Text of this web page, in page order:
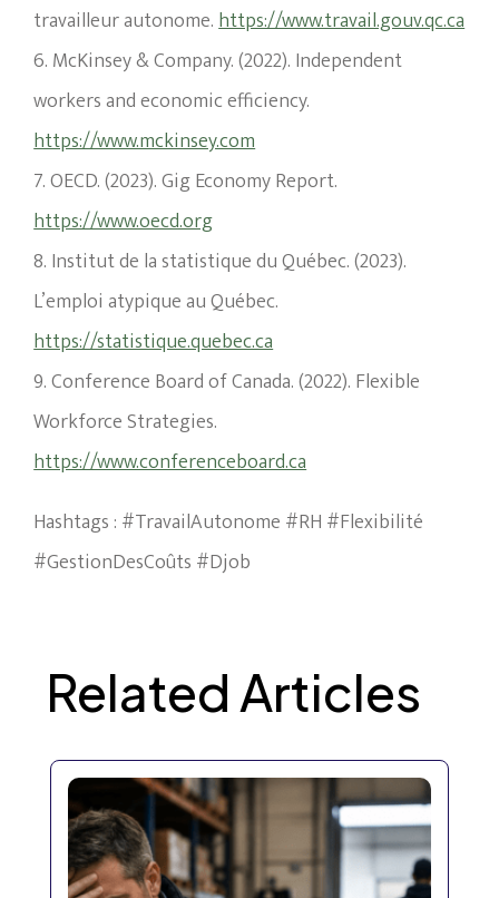
travailleur autonome.https://www.travail.gouv.qc.ca
6. McKinsey & Company. (2022). Independent
workers and economic efficiency.
https://www.mckinsey.com
7. OECD. (2023). Gig Economy Report.
https://www.oecd.org
8. Institut de la statistique du Québec. (2023).
L’emploi atypique au Québec.
https://statistique.quebec.ca
9. Conference Board of Canada. (2022). Flexible
Workforce Strategies.
https://www.conferenceboard.ca
Hashtags : #TravailAutonome #RH #Flexibilité
#GestionDesCoûts #Djob
Related Articles